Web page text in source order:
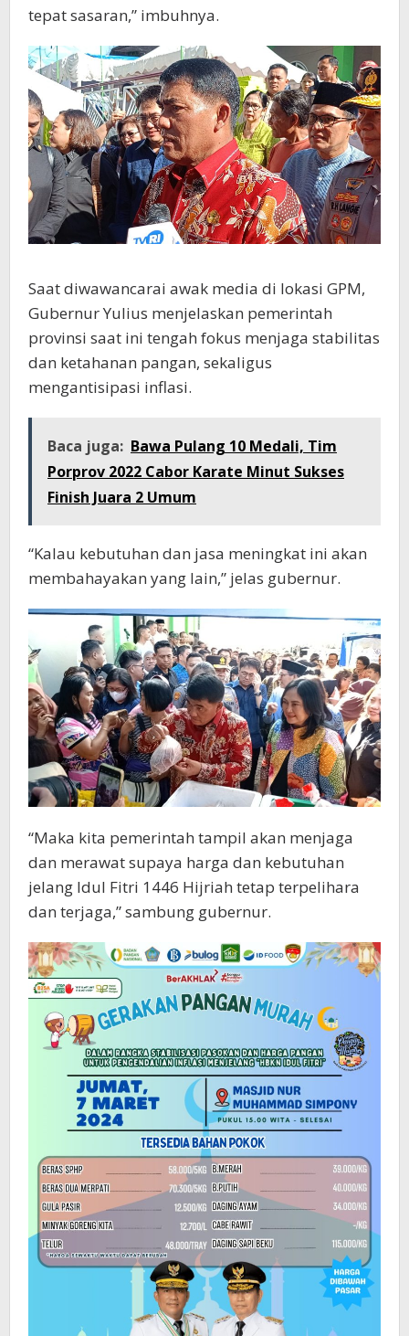
tepat sasaran,” imbuhnya.
Saat diwawancarai awak media di lokasi GPM,
Gubernur Yulius menjelaskan pemerintah
provinsi saat ini tengah fokus menjaga stabilitas
dan ketahanan pangan, sekaligus
mengantisipasi inflasi.
Baca juga: Bawa Pulang 10 Medali, Tim
Porprov 2022 Cabor Karate Minut Sukses
Finish Juara 2 Umum
“Kalau kebutuhan dan jasa meningkat ini akan
membahayakan yang lain,” jelas gubernur.
“Maka kita pemerintah tampil akan menjaga
dan merawat supaya harga dan kebutuhan
jelang Idul Fitri 1446 Hijriah tetap terpelihara
dan terjaga,” sambung gubernur.